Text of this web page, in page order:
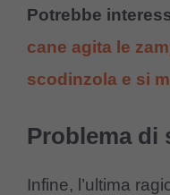
Potrebbe
cane agita le
scodinzola e si
Problema di
Infine, l’ultima